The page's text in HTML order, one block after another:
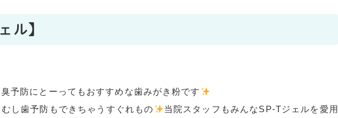
ェル】
予防にとーってもおすすめな歯みがき粉です
むし歯予防もできちゃうすぐれもの
当院スタッフもみんなSP-Tジェルを愛用